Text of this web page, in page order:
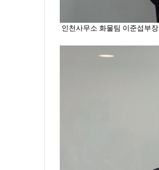
인천사무소 화물팀 이준섭부장